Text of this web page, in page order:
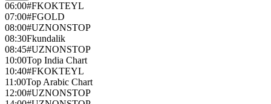
06:00#FKOKTEYL
07:00#FGOLD
08:00#UZNONSTOP
08:30Fkundalik
08:45#UZNONSTOP
10:00Top India Chart
10:40#FKOKTEYL
11:00Top Arabic Chart
12:00#UZNONSTOP